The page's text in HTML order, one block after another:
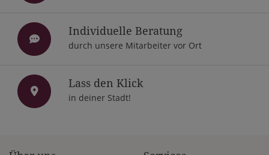
Individuelle Beratung
durch unsere Mitarbeiter vor Ort
Lass den Klick
in deiner Stadt!